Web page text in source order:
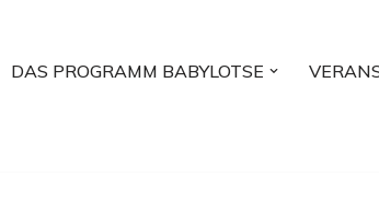
DAS PROGRAMM BABYLOTSE